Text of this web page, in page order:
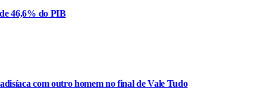
46,6% do PIB
com outro homem no final de Vale Tudo